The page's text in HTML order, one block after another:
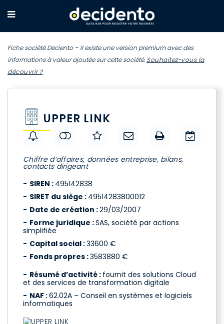
Fiche société Deciento – Il existe une version premium avec des
informations à valeur ajoutée sur cette société. Souhaitez-vous la
découvrir ?
UPPER LINK
Chiffre d’affaires, données entreprise, bilans,
contacts dirigeant
SIREN : 495142838
SIRET du siège : 49514283800012
Date de création :29/03/2007
Forme juridique :SAS, société par actions
simplifiée
Capital social :33600 €
Fonds propres :3583880 €
Résumé d’activité : fournit des solutions Cloud
et des services de transformation digitale
NAF :62.02A – Conseil en systèmes et logiciels
informatiques